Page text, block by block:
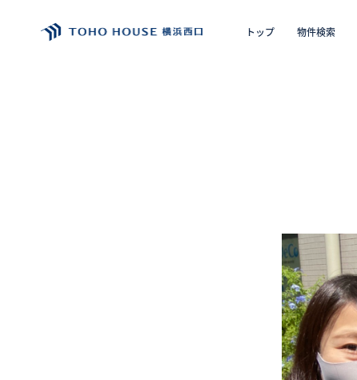
トップ 物件検索